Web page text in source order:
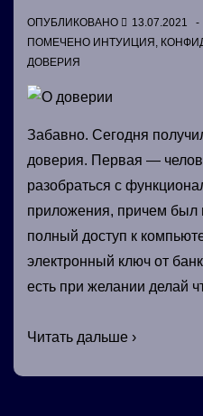
ОПУБЛИКОВАНО 13.07.2021
ПОМЕЧЕНО ИНТУИЦИЯ ,
ДОВЕРИЯ
Забавно. Сегодня
доверия. Первая —
разобраться с
приложения, причем был
полный доступ к
электронный ключ от
есть при желании делай
О
Читать дальше ›